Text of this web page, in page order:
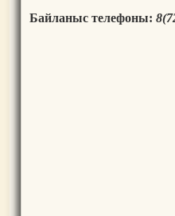
Байланыс телефоны: